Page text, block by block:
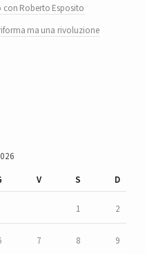
con Roberto Esposito
ma una rivoluzione
V S D
1 2
7 8 9